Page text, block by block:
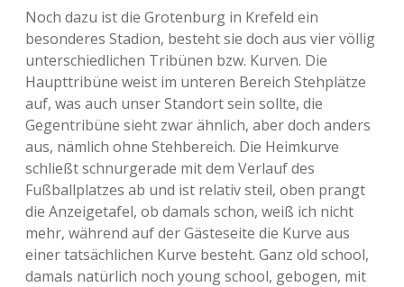
Noch dazu ist die Grotenburg in Krefeld ein
besonderes Stadion, besteht sie doch aus vier völlig
unterschiedlichen Tribünen bzw. Kurven. Die
Haupttribüne weist im unteren Bereich Stehplätze
auf, was auch unser Standort sein sollte, die
Gegentribüne sieht zwar ähnlich, aber doch anders
aus, nämlich ohne Stehbereich. Die Heimkurve
schließt schnurgerade mit dem Verlauf des
Fußballplatzes ab und ist relativ steil, oben prangt
die Anzeigetafel, ob damals schon, weiß ich nicht
mehr, während auf der Gästeseite die Kurve aus
einer tatsächlichen Kurve besteht. Ganz old school,
damals natürlich noch young school, gebogen, mit